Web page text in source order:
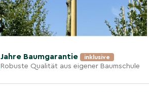
Jahre Baumgarantie inklusive
Robuste Qualität aus eigener Baumschule